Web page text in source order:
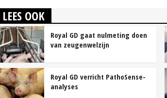
LEES OOK
Royal GD gaat nulmeting doen
van zeugenwelzijn
Royal GD verricht PathoSense-
analyses